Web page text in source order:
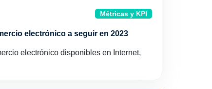
Métricas y KPI
electrónico a seguir en 2023
electrónico disponibles en Internet,